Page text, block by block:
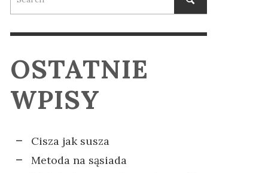
SODADE
KOMPLEKSY
2024
OSTATNIE
WPISY
Cisza jak susza
Metoda na sąsiada